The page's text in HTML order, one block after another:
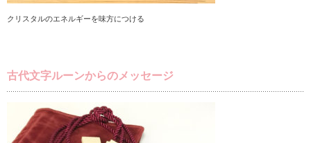
クリスタルのエネルギーを味方につける
古代文字ルーンからのメッセージ